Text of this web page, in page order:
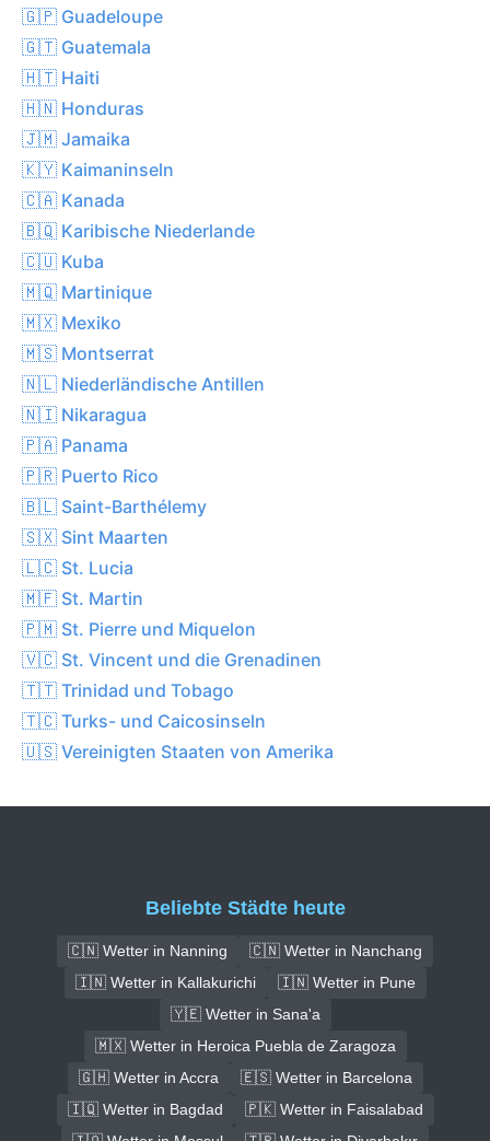
🇬🇵 Guadeloupe
🇬🇹 Guatemala
🇭🇹 Haiti
🇭🇳 Honduras
🇯🇲 Jamaika
🇰🇾 Kaimaninseln
🇨🇦 Kanada
🇧🇶 Karibische Niederlande
🇨🇺 Kuba
🇲🇶 Martinique
🇲🇽 Mexiko
🇲🇸 Montserrat
🇳🇱 Niederländische Antillen
🇳🇮 Nikaragua
🇵🇦 Panama
🇵🇷 Puerto Rico
🇧🇱 Saint-Barthélemy
🇸🇽 Sint Maarten
🇱🇨 St. Lucia
🇲🇫 St. Martin
🇵🇲 St. Pierre und Miquelon
🇻🇨 St. Vincent und die Grenadinen
🇹🇹 Trinidad und Tobago
🇹🇨 Turks- und Caicosinseln
🇺🇸 Vereinigten Staaten von Amerika
Beliebte Städte heute
🇨🇳 Wetter in Nanning
🇨🇳 Wetter in Nanchang
🇮🇳 Wetter in Kallakurichi
🇮🇳 Wetter in Pune
🇾🇪 Wetter in Sana'a
🇲🇽 Wetter in Heroica Puebla de Zaragoza
🇬🇭 Wetter in Accra
🇪🇸 Wetter in Barcelona
🇮🇶 Wetter in Bagdad
🇵🇰 Wetter in Faisalabad